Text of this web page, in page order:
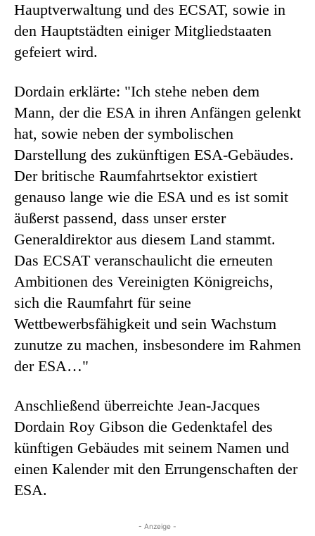
Hauptverwaltung und des ECSAT, sowie in
den Hauptstädten einiger Mitgliedstaaten
gefeiert wird.
Dordain erklärte: "Ich stehe neben dem
Mann, der die ESA in ihren Anfängen gelenkt
hat, sowie neben der symbolischen
Darstellung des zukünftigen ESA-Gebäudes.
Der britische Raumfahrtsektor existiert
genauso lange wie die ESA und es ist somit
äußerst passend, dass unser erster
Generaldirektor aus diesem Land stammt.
Das ECSAT veranschaulicht die erneuten
Ambitionen des Vereinigten Königreichs,
sich die Raumfahrt für seine
Wettbewerbsfähigkeit und sein Wachstum
zunutze zu machen, insbesondere im Rahmen
der ESA…"
Anschließend überreichte Jean-Jacques
Dordain Roy Gibson die Gedenktafel des
künftigen Gebäudes mit seinem Namen und
einen Kalender mit den Errungenschaften der
ESA.
- Anzeige -